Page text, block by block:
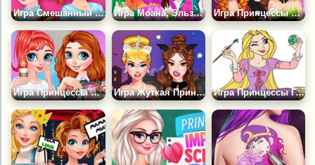
Игра Смешанный Стиль Принцесс Игра Моана, Эльза и Мерида на Пикнике Игра Принцессы Диснея: Модное Телешоу
Игра Принцессы в Кампусе Игра Жуткая Принцесса в Социальных Сетях Игра Принцессы Готовятся к Пасхе